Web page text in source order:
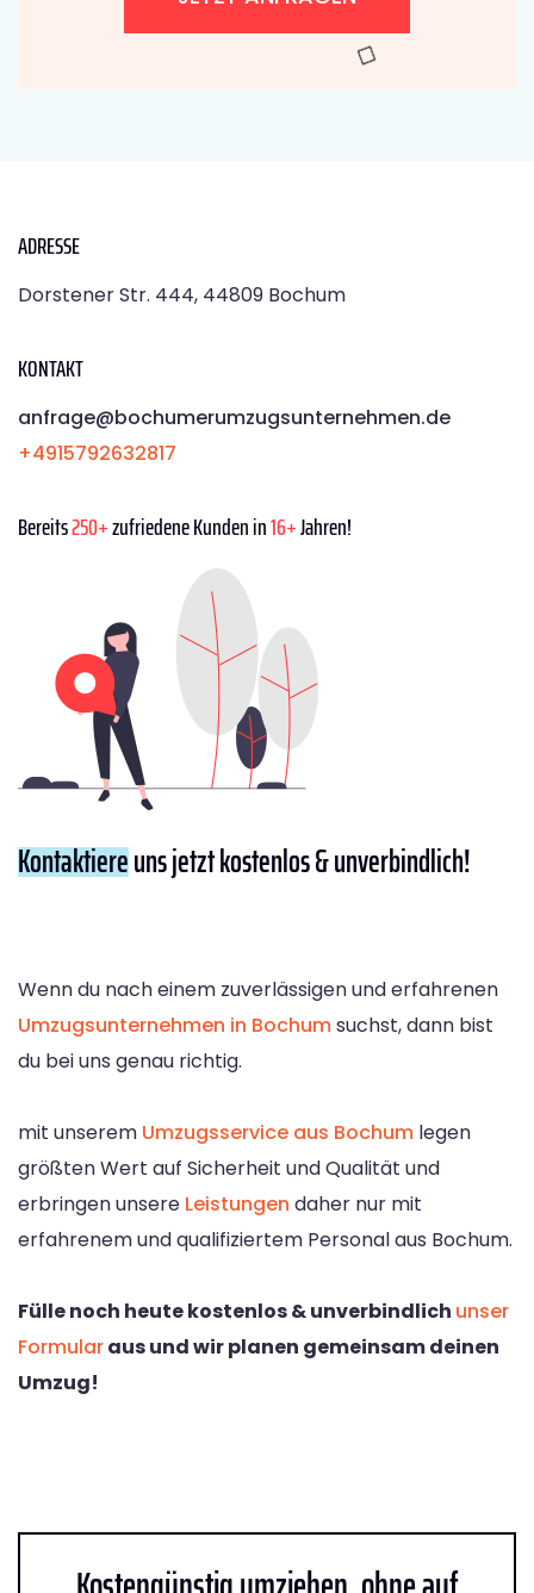
ADRESSE
Dorstener Str. 444, 44809 Bochum
KONTAKT
anfrage@bochumerumzugsunternehmen.de
+4915792632817
Bereits250+zufriedene Kunden in16+Jahren!
Kontaktiereuns jetzt kostenlos & unverbindlich!
Wenn du nach einem zuverlässigen und erfahrenen
Umzugsunternehmen in Bochumsuchst, dann bist
du bei uns genau richtig.
mit unserem Umzugsservice aus Bochum legen
größten Wert auf Sicherheit und Qualität und
erbringen unsere Leistungen daher nur mit
erfahrenem und qualifiziertem Personal aus Bochum.
Fülle noch heute kostenlos & unverbindlich unser
Formularaus und wir planen gemeinsam deinen
Umzug!